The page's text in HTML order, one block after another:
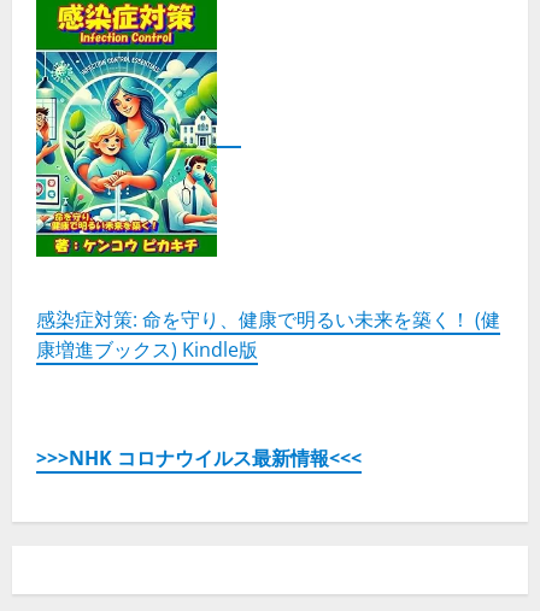
感染症対策: 命を守り、健康で明るい未来を築く！ (健
康増進ブックス) Kindle版
>>>NHK コロナウイルス最新情報<<<